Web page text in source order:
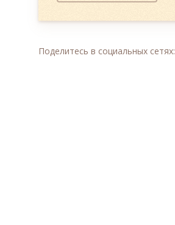
Поделитесь в социальных сетях: